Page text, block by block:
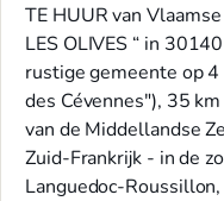
TE HUUR van
LES OLIVES “ in
rustige gemeente op
des Cévennes"), 35
van de Middellandse
Zuid-Frankrijk - in de
Languedoc-